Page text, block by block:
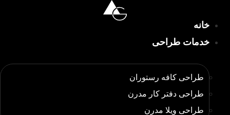
محتوا
خانه
خدمات طراحی
طراحی کافه رستوران
طراحی دفتر کار مدرن
طراحی ویلا مدرن